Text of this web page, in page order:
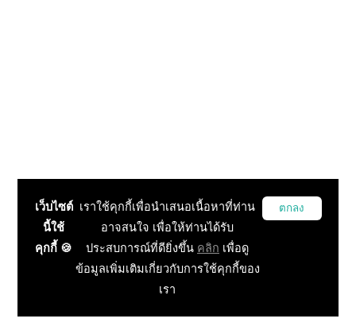
เว็บไซต์
นี้ใช้
คุกกี้ 🍪
เราใช้คุกกี้เพื่อนำเสนอเนื้อหาที่ท่าน
อาจสนใจ เพื่อให้ท่านได้รับ
ประสบการณ์ที่ดียิ่งขึ้น คลิก เพื่อดู
ข้อมูลเพิ่มเติมเกี่ยวกับการใช้คุกกี้ของ
เรา
ตกลง